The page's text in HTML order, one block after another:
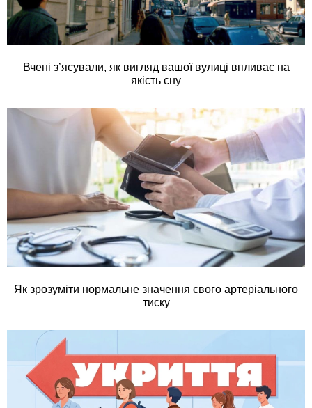
Вчені з’ясували, як вигляд вашої вулиці впливає на
якість сну
Як зрозуміти нормальне значення свого артеріального
тиску